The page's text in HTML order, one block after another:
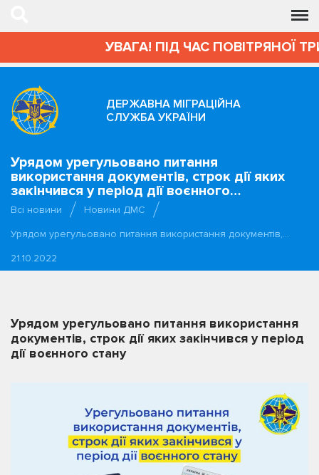
УВАГА! ПІД ЧАС ПОВІТРЯНОЇ
ДЕРЖАВНА МІГРАЦІЙНА
СЛУЖБА УКРАЇНИ
Урядом урегульовано питання
використання документів, строк дії яких
закінчився у період дії воєнного…
Всі новини
Новини ДМС
Урядом урегульовано питання використання документів,…
21.10.2022
Урядом урегульовано питання використання
документів, строк дії яких закінчився у період
дії воєнного стану